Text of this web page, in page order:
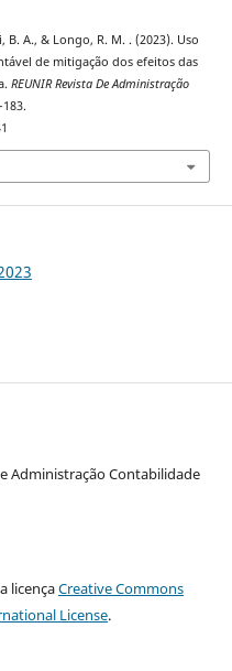
B. A., & Longo, R. M. . (2023). Uso
de mitigação dos efeitos das
REUNIR Revista De Administração
Administração Contabilidade
licençaCreative Commons
License.